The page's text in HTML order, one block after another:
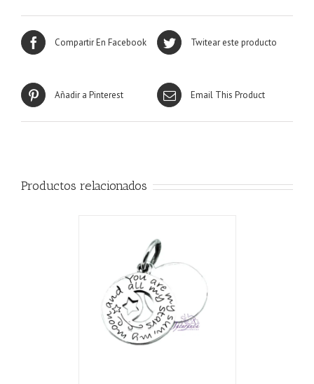
Compartir En Facebook Twitear este producto
Añadir a Pinterest Email This Product
Productos relacionados